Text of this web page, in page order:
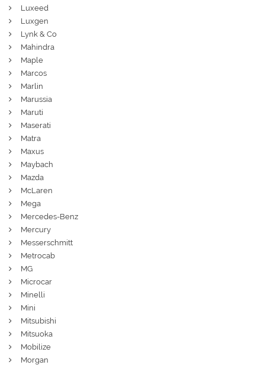
Luxeed
Luxgen
Lynk & Co
Mahindra
Maple
Marcos
Marlin
Marussia
Maruti
Maserati
Matra
Maxus
Maybach
Mazda
McLaren
Mega
Mercedes-Benz
Mercury
Messerschmitt
Metrocab
MG
Microcar
Minelli
Mini
Mitsubishi
Mitsuoka
Mobilize
Morgan